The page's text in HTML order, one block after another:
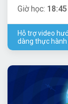
Giờ học:
Hỗ trợ video
dàng thực hành